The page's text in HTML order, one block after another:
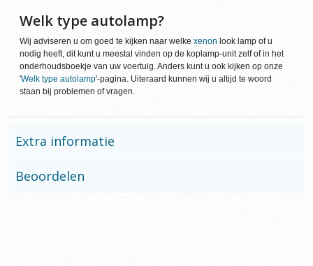
Welk type autolamp?
Wij adviseren u om goed te kijken naar welkexenon look lamp of u
nodig heeft, dit kunt u meestal vinden op de koplamp-unit zelf of in het
onderhoudsboekje van uw voertuig. Anders kunt u ook kijken op onze
'Welk type autolamp'-pagina. Uiteraard kunnen wij u altijd te woord
staan bij problemen of vragen.
Extra informatie
Beoordelen